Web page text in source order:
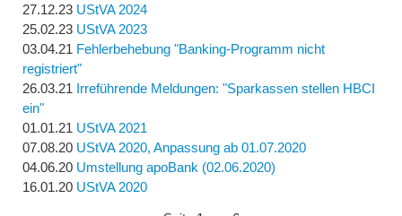
27.12.23 UStVA 2024
25.02.23 UStVA 2023
03.04.21 Fehlerbehebung "Banking-Programm nicht
registriert"
26.03.21 Irreführende Meldungen: "Sparkassen stellen HBCI
ein"
01.01.21 UStVA 2021
07.08.20 UStVA 2020, Anpassung ab 01.07.2020
04.06.20 Umstellung apoBank (02.06.2020)
16.01.20 UStVA 2020